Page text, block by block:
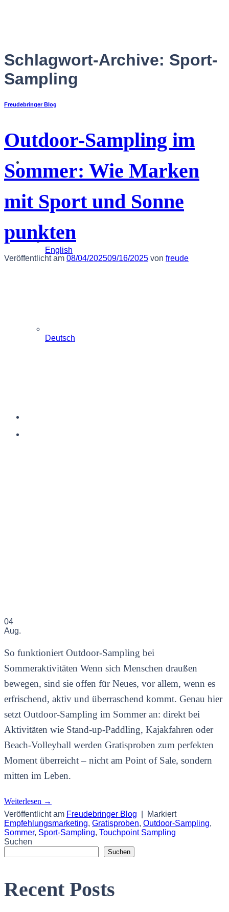
English
Deutsch
Schlagwort-Archive: Sport-
Sampling
Freudebringer Blog
Outdoor-Sampling im
Sommer: Wie Marken
mit Sport und Sonne
punkten
Veröffentlicht am 08/04/202509/16/2025 von freude
04
Aug.
So funktioniert Outdoor-Sampling bei
Sommeraktivitäten Wenn sich Menschen draußen
bewegen, sind sie offen für Neues, vor allem, wenn es
erfrischend, aktiv und überraschend kommt. Genau hier
setzt Outdoor-Sampling im Sommer an: direkt bei
Aktivitäten wie Stand-up-Paddling, Kajakfahren oder
Beach-Volleyball werden Gratisproben zum perfekten
Moment überreicht – nicht am Point of Sale, sondern
mitten im Leben.
Weiterlesen →
Veröffentlicht am Freudebringer Blog
Markiert
Empfehlungsmarketing, Gratisproben, Outdoor-Sampling,
Sommer, Sport-Sampling, Touchpoint Sampling
Suchen
Suchen
Recent Posts